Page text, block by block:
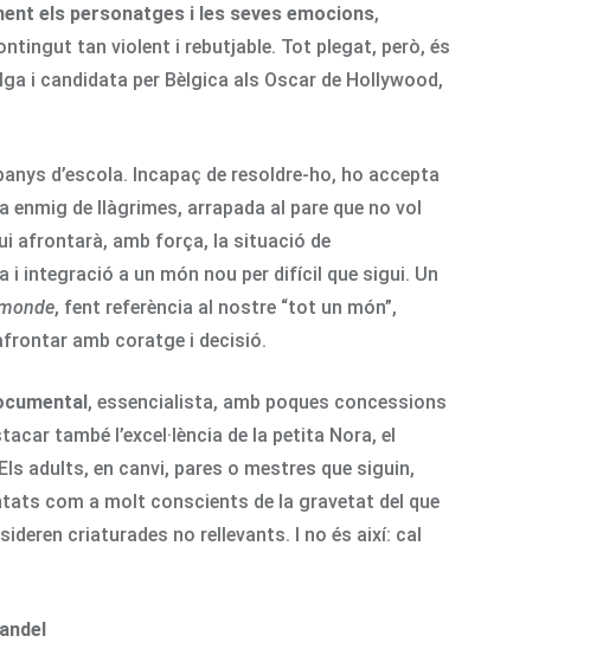
els personatges i les seves emocions,
tan violent i rebutjable. Tot plegat, però, és
i candidata per Bèlgica als Oscar de Hollywood,
d’escola. Incapaç de resoldre-ho, ho accepta
enmig de llàgrimes, arrapada al pare que no vol
afrontarà, amb força, la situació de
i integració a un món nou per difícil que sigui. Un
, fent referència al nostre “tot un món”,
amb coratge i decisió.
, essencialista, amb poques concessions
també l’excel·lència de la petita Nora, el
adults, en canvi, pares o mestres que siguin,
com a molt conscients de la gravetat del que
criaturades no rellevants. I no és així: cal